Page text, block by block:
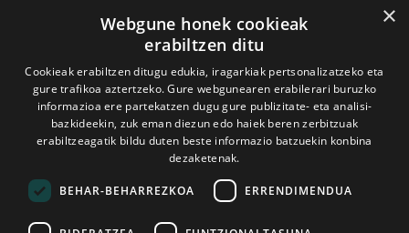
×
Webgune honek cookieak
erabiltzen ditu
Cookieak erabiltzen ditugu edukia, iragarkiak pertsonalizatzeko eta
gure trafikoa aztertzeko. Gure webgunearen erabilerari buruzko
informazioa ere partekatzen dugu gure publizitate- eta analisi-
bazkideekin, zuk eman diezun edo haiek beren zerbitzuak
erabiltzeagatik bildu duten beste informazio batzuekin konbina
dezaketenak.
BEHAR-BEHARREZKOA ERRENDIMENDUA